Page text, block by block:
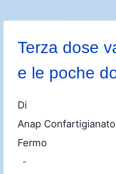
Terza dose
e le poche
Di
Anap
Fermo